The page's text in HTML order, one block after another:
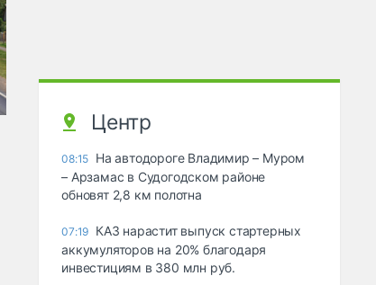
Центр
08:15 На автодороге Владимир – Муром
– Арзамас в Судогодском районе
обновят 2,8 км полотна
07:19 КАЗ нарастит выпуск стартерных
аккумуляторов на 20% благодаря
инвестициям в 380 млн руб.